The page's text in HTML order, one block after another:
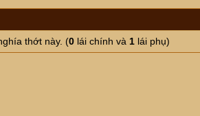
thớt này. (0 lái chính và 1 lái phụ)